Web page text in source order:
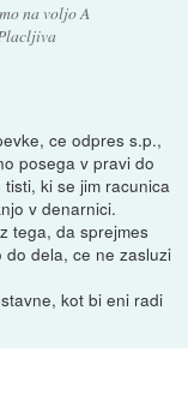
na voljo A
ce odpres s.p.,
posega v pravi do
ki se jim racunica
v denarnici.
tega, da sprejmes
do dela, ce ne zasluzi
kot bi eni radi